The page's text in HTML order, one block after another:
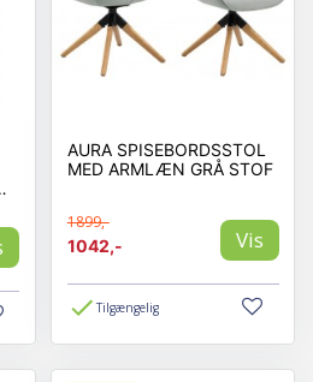
AURA SPISEBORDSSTOL
MED ARMLÆN GRÅ STOF
1899,-
1042,-
Vis
Tilgængelig